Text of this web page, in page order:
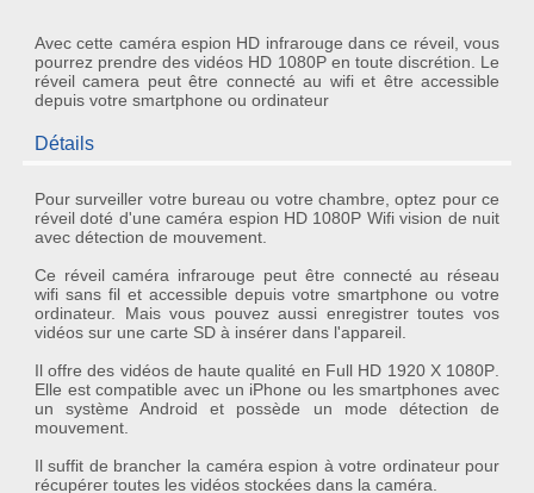
Avec cette caméra espion HD infrarouge dans ce réveil, vous
pourrez prendre des vidéos HD 1080P en toute discrétion. Le
réveil camera peut être connecté au wifi et être accessible
depuis votre smartphone ou ordinateur
Détails
Pour surveiller votre bureau ou votre chambre, optez pour ce
réveil doté d'unecaméra espion HD 1080P Wifi vision de nuit
avec détection de mouvement.
Ce réveilcaméra infrarouge peut être connecté au réseau
wifisans fil et accessible depuis votre smartphone ou votre
ordinateur. Mais vous pouvez aussi enregistrer toutes vos
vidéos sur une carte SD à insérer dans l'appareil.
Il offre des vidéos de haute qualité en Full HD 1920 X 1080P
Elle est compatible avec un iPhone ou les smartphones avec
un système Android et possède un mode détection de
mouvement.
Il suffit de brancher la caméra espion à votre ordinateur pour
récupérer toutes les vidéos stockées dans la caméra.